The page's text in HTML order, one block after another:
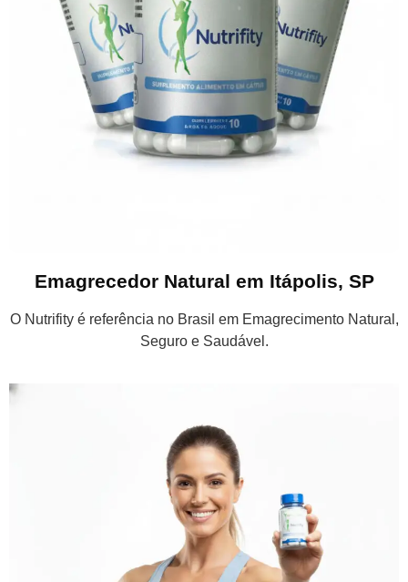
Emagrecedor Natural em Itápolis, SP
O Nutrifity é referência no Brasil em Emagrecimento Natural,
Seguro e Saudável.